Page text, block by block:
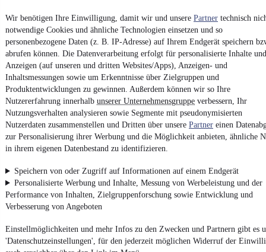
Wir benötigen Ihre Einwilligung, damit wir und unsere Partner technisch
notwendige Cookies und ähnliche Technologien einsetzen und so
personenbezogene Daten (z. B. IP-Adresse) auf Ihrem Endgerät speichern
abrufen können. Die Datenverarbeitung erfolgt für personalisierte Inhalte und
Anzeigen (auf unseren und dritten Websites/Apps), Anzeigen- und
Inhaltsmessungen sowie um Erkenntnisse über Zielgruppen und
Produktentwicklungen zu gewinnen. Außerdem können wir so Ihre
Nutzererfahrung innerhalb unserer Unternehmensgruppe verbessern, Ihr
Nutzungsverhalten analysieren sowie Segmente mit pseudonymisierten
Nutzerdaten zusammenstellen und Dritten über unsere Partner einen
zur Personalisierung ihrer Werbung und die Möglichkeit anbieten, ähnliche
in ihrem eigenen Datenbestand zu identifizieren.
Speichern von oder Zugriff auf Informationen auf einem Endgerät
Personalisierte Werbung und Inhalte, Messung von Werbeleistung und der
Performance von Inhalten, Zielgruppenforschung sowie Entwicklung und
Verbesserung von Angeboten
Einstellmöglichkeiten und mehr Infos zu den Zwecken und Partnern gibt es
'Datenschutzeinstellungen', für den jederzeit möglichen Widerruf der
No ads found
¹VAT reclaimable
The fastest, easiest way to mobile.de
Install the app
General Terms and Conditions